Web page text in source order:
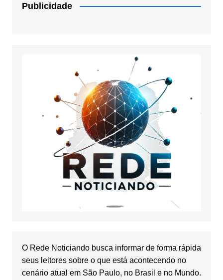
Publicidade
O Rede Noticiando busca informar de forma rápida
seus leitores sobre o que está acontecendo no
cenário atual em São Paulo, no Brasil e no Mundo.